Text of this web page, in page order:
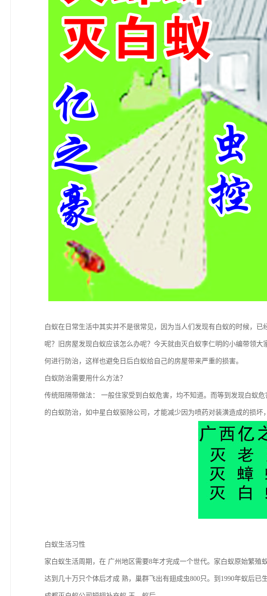
白蚁在日常生活中其实并不是很常见，因为当人们发现有白蚁的时候，
呢？旧房屋发现白蚁应该怎么办呢？今天就由灭白蚁李仁明的小编带领
何进行防治，这样也避免日后白蚁给自己的房屋带来严重的损害。
白蚁防治需要用什么方法？
传统阻隔带做法： 一般住家受到白蚁危害，均不知道。而等到发现白蚁
的白蚁防治，如中星白蚁驱除公司，才能减少因为喷药对装潢造成的损坏
白蚁生活习性
家白蚁生活周期，在 广州地区需要8年才完成一个世代。家白蚁原始繁殖
达到几十万只个体后才成 熟，巢群飞出有翅成虫800只。到1990年蚁后已